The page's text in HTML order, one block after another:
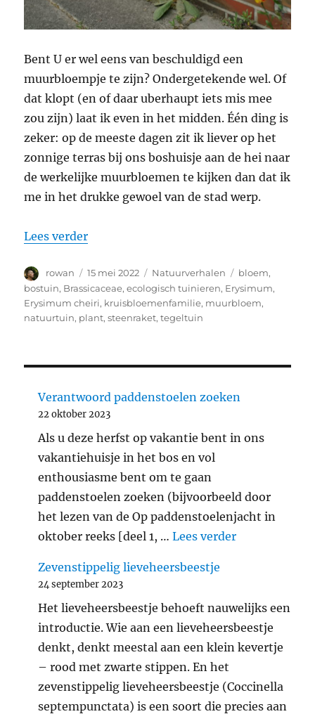
Bent U er wel eens van beschuldigd een
muurbloempje te zijn? Ondergetekende wel. Of
dat klopt (en of daar uberhaupt iets mis mee
zou zijn) laat ik even in het midden. Één ding is
zeker: op de meeste dagen zit ik liever op het
zonnige terras bij ons boshuisje aan de hei naar
de werkelijke muurbloemen te kijken dan dat ik
me in het drukke gewoel van de stad werp.
Lees verder“Een veilige Schuilplaats voor
Auteur
rowan
Geplaatst
op
15 mei 2022 Categorieën
Natuurverhalen Tags
bloem,
bostuin, Brassicaceae,ecologisch tuinieren, Erysimum,
Erysimum cheiri, kruisbloemenfamilie, muurbloem,
natuurtuin, plant,steenraket,tegeltuin
Verantwoord paddenstoelen zoeken
22 oktober 2023
Als u deze herfst op vakantie bent in ons
vakantiehuisje in het bos en vol
enthousiasme bent om te gaan
paddenstoelen zoeken (bijvoorbeeld door
het lezen van de Op paddenstoelenjacht in
oktober reeks [deel 1, …Lees verder
Zevenstippelig lieveheersbeestje
24 september 2023
Het lieveheersbeestje behoeft nauwelijks een
introductie. Wie aan een lieveheersbeestje
denkt, denkt meestal aan een klein kevertje
– rood met zwarte stippen. En het
zevenstippelig lieveheersbeestje (Coccinella
septempunctata) is een soort die precies aan